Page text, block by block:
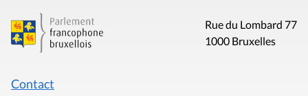
Rue du Lombard 77
1000 Bruxelles
Contact